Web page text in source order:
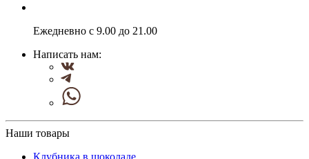
Ежедневно с 9.00 до 21.00
Написать нам:
Наши товары